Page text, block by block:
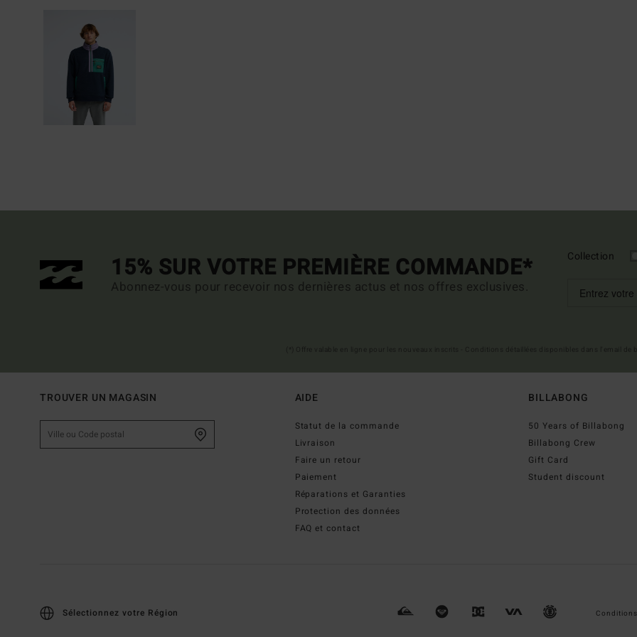
15% SUR VOTRE PREMIÈRE COMMANDE*
Abonnez-vous pour recevoir nos dernières actus et nos offres exclusives.
Collection
TROUVER UN MAGASIN AIDE
Statut de la commande
Livraison
Faire un retour
Paiement
Réparations et Garanties
Protection des données
FAQ et contact
BILLABONG
50 Years of Billabong
Billabong Crew
Gift Card
Student discount
Sélectionnez votre Région